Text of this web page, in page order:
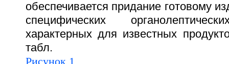
обеспечивается придание готовому
специфических
характерных для известных
табл.
Рисунок 1